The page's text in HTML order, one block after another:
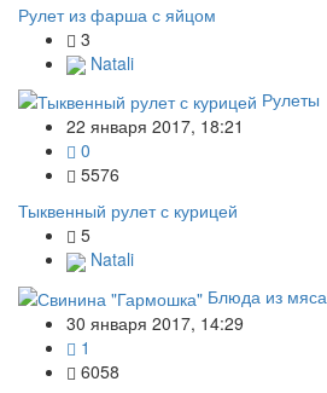
Рулет из фарша с яйцом
3
Natali
Рулеты
22 января 2017, 18:21
0
5576
Тыквенный рулет с курицей
5
Natali
Блюда из мяса
30 января 2017, 14:29
1
6058